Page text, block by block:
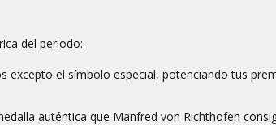
del periodo:
excepto el símbolo especial, potenciando tus
auténtica que Manfred von Richthofen